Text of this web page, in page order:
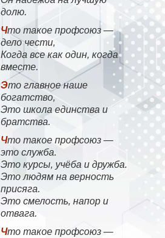
долю.
Что такое профсоюз —
дело чести,
Когда все как один, когда
вместе.
Это главное наше
богатство,
Это школа единства и
братства.
Что такое профсоюз —
это служба.
Это курсы, учёба и дружба.
Это людям на верность
присяга.
Это смелость, напор и
отвага.
Что такое профсоюз —